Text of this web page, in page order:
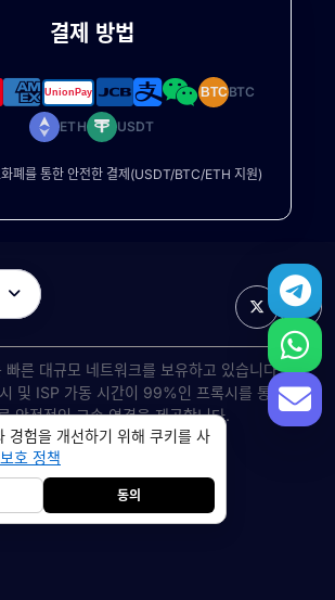
결제 방법
BTCBTC
ETH USDT
폐를 통한 안전한 결제(USDT/BTC/ETH 지원)

른 대규모 네트워크를 보유하고 있습니다
및 ISP 가동 시간이 99%인 프록시를 통해 전 세
안정적인 고속 연결을 제공합니다.
모든 권리 보유.
호 정책환불 정책쿠키 정책
경험을 개선하기 위해 쿠키를 사
호 정책
동의